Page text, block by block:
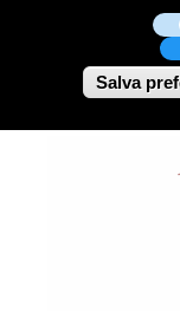
Salva
AD
PASTO